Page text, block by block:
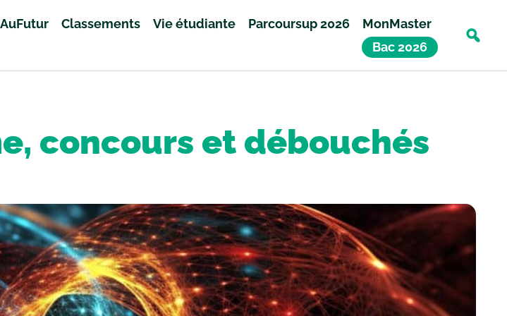
Classements Vie étudiante Parcoursup 2026
MonMaster
Bac 2026
concours et débouchés